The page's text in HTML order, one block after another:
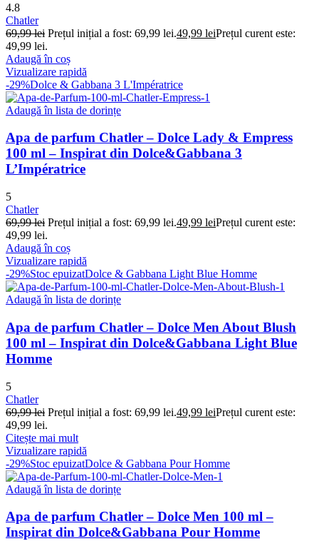
4.8
Chatler
69,99lei Prețul inițial a fost: 69,99 lei.49,99 leiPrețul curent este:
49,99 lei.
Adaugă în coș
Vizualizare rapidă
-29%Dolce & Gabbana 3 L'Impératrice
Adaugă în lista de dorințe
Apa de parfum Chatler – Dolce Lady & Empress
100 ml – Inspirat din Dolce&Gabbana 3
L’Impératrice
5
Chatler
69,99lei Prețul inițial a fost: 69,99 lei.49,99 leiPrețul curent este:
49,99 lei.
Adaugă în coș
Vizualizare rapidă
-29%Stoc epuizatDolce & Gabbana Light Blue Homme
Adaugă în lista de dorințe
Apa de parfum Chatler – Dolce Men About Blush
100 ml – Inspirat din Dolce&Gabbana Light Blue
Homme
5
Chatler
69,99lei Prețul inițial a fost: 69,99 lei.49,99 leiPrețul curent este:
49,99 lei.
Citește mai mult
Vizualizare rapidă
-29%Stoc epuizatDolce & Gabbana Pour Homme
Adaugă în lista de dorințe
Apa de parfum Chatler – Dolce Men 100 ml –
Inspirat din Dolce&Gabbana Pour Homme